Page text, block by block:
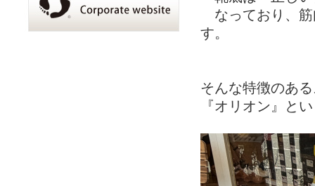
なっており、筋
す。
そんな特徴のあ
『オリオン』と